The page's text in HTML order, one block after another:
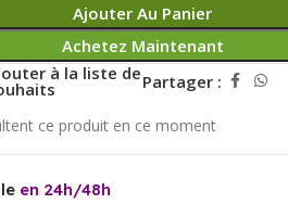
Ajouter Au Panier
Achetez Maintenant
à la liste dePartager :
en 24h/48h